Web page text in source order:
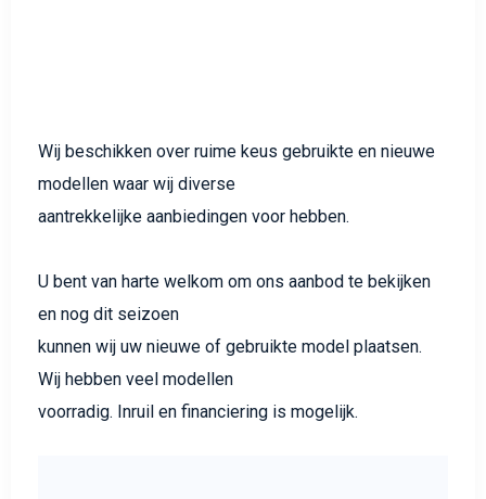
Wij beschikken over ruime keus gebruikte en nieuwe
modellen waar wij diverse
aantrekkelijke aanbiedingen voor hebben.
U bent van harte welkom om ons aanbod te bekijken
en nog dit seizoen
kunnen wij uw nieuwe of gebruikte model plaatsen.
Wij hebben veel modellen
voorradig. Inruil en financiering is mogelijk.